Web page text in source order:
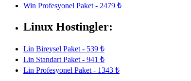
Win Profesyonel Paket - 2479 ₺
Linux Hostingler:
Lin Bireysel Paket - 539 ₺
Lin Standart Paket - 941 ₺
Lin Profesyonel Paket - 1343 ₺